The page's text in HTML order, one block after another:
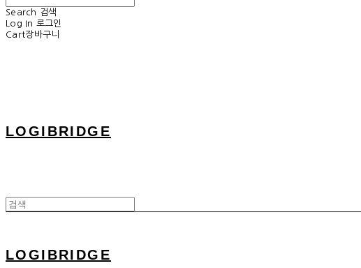
Search
검색
Log In 로그인
Cart장바구니
LOGIBRIDGE
LOGIBRIDGE